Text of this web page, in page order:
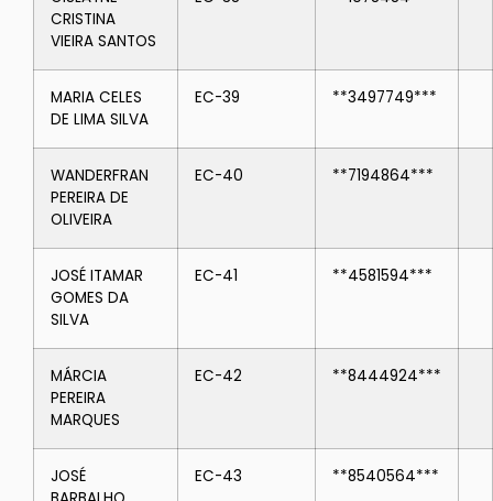
CRISTINA
VIEIRA SANTOS
MARIA CELES
DE LIMA SILVA
EC-39 **3497749***
WANDERFRAN
PEREIRA DE
OLIVEIRA
EC-40 **7194864***
JOSÉ ITAMAR
GOMES DA
SILVA
EC-41 **4581594***
MÁRCIA
PEREIRA
MARQUES
EC-42 **8444924***
JOSÉ
EC-43 **8540564***